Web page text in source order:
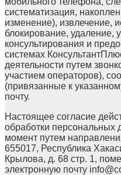
систематизация,
изменение), извлечение,
блокирование, удаление,
консультирования и
системах
деятельности путем
участием операторов),
(привязанные к
почту.
Настоящее согласие
обработки персональных
момент путем
655017, Республика
Крылова, д. 68 стр. 1,
электронную почту